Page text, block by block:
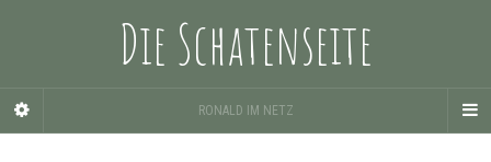
Die Schatenseite
RONALD IM NETZ